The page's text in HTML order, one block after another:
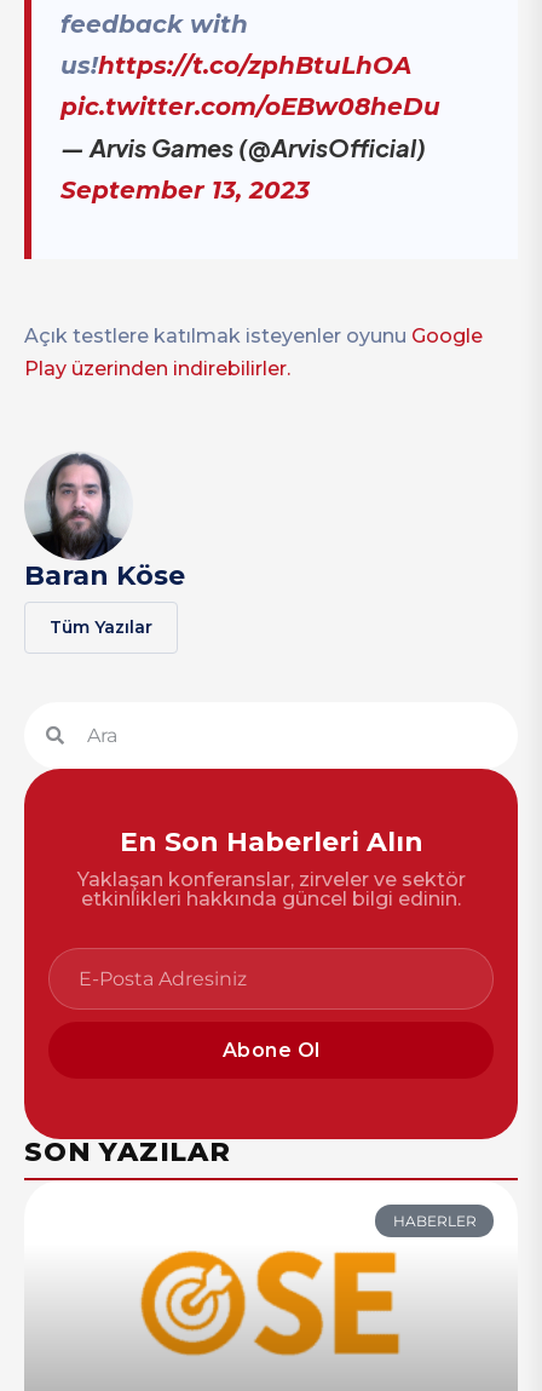
feedback with
us!https://t.co/zphBtuLhOA
pic.twitter.com/oEBw08heDu
— Arvis Games (@ArvisOfficial)
September 13, 2023
Açık testlere katılmak isteyenler oyunu Google
Play üzerinden indirebilirler.
Baran Köse
Tüm Yazılar
En Son Haberleri Alın
Yaklaşan konferanslar, zirveler ve sektör
etkinlikleri hakkında güncel bilgi edinin.
Abone Ol
SON YAZILAR
HABERLER